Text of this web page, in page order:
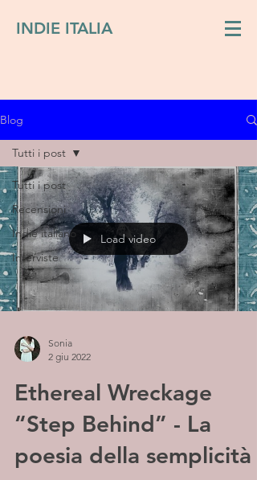
INDIE ITALIA
Blog
Tutti i post
Recensioni
Indie italiano
Interviste
Tutti i post
Load video
Sonia
2 giu 2022
Ethereal Wreckage
“Step Behind” - La
poesia della semplicità